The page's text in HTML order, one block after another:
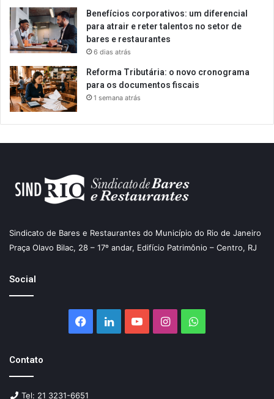
Benefícios corporativos: um diferencial
para atrair e reter talentos no setor de
bares e restaurantes
6 dias atrás
Reforma Tributária: o novo cronograma
para os documentos fiscais
1 semana atrás
Sindicato de Bares e Restaurantes do Município do Rio de Janeiro
Praça Olavo Bilac, 28 – 17º andar, Edifício Patrimônio – Centro, RJ
Social
Facebook
LinkedinYouTubeInstagramWhatsApp
Contato
Tel: 21 3231-6651